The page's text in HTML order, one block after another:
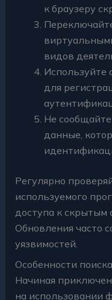
к браузеру
видов
Используйте
для
Не
данные,
Регулярно
используемого
доступа к скрытым
Обновления часто
уязвимостей.
Особенности
Начиная
на использовании